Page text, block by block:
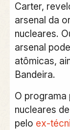
Carter,
arsenal da
nucleares.
arsenal
atômicas,
Bandeira.
O
nucleares
pelo ex-